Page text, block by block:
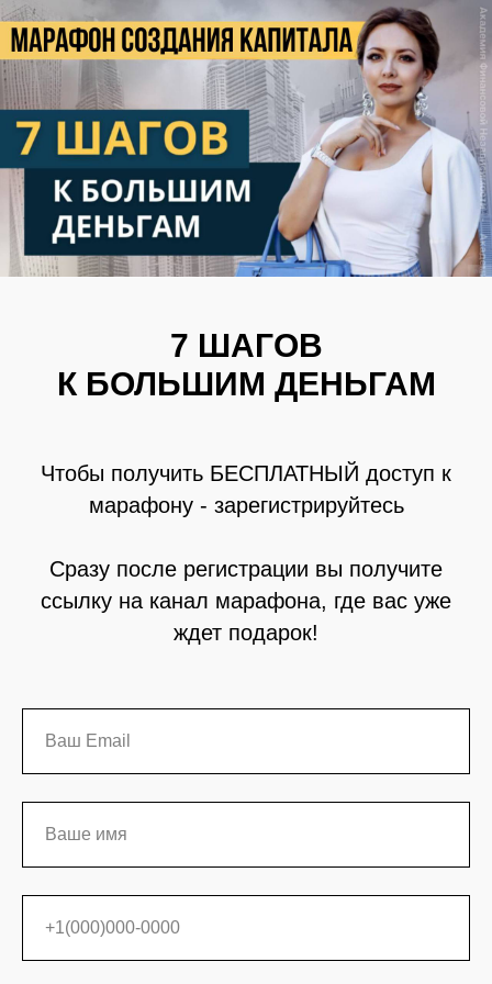
7 ШАГОВ
К БОЛЬШИМ ДЕНЬГАМ
Чтобы получить БЕСПЛАТНЫЙ доступ к
марафону - зарегистрируйтесь
Сразу после регистрации вы получите
ссылку на канал марафона, где вас уже
ждет подарок!